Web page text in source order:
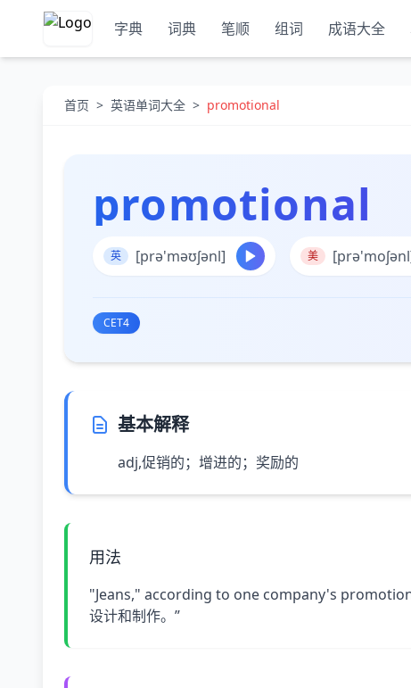
字典 词典 笔顺 组词 成语大全
首页 > 英语单词大全 > promotional
promotional
英 [prə'məʊʃənl] 美
CET4
基本解释
adj,促销的；增进的；奖励的
用法
"Jeans," according to one company's
设计和制作。”